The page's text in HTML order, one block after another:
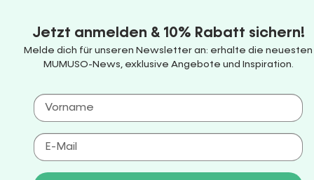
Jetzt anmelden & 10% Rabatt sichern!
Melde dich für unseren Newsletter an: erhalte die neuesten
MUMUSO-News, exklusive Angebote und Inspiration.